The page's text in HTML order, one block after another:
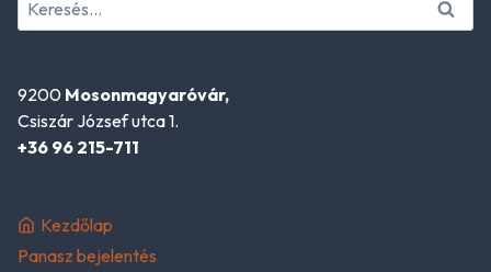
9200 Mosonmagyaróvár,
Csiszár József utca 1.
+36 96 215-711
Kezdőlap
Panasz bejelentés